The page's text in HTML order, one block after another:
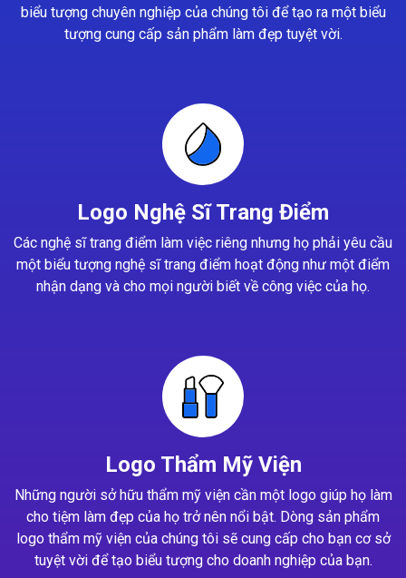
biểu tượng chuyên nghiệp của chúng tôi để tạo ra một biểu
tượng cung cấp sản phẩm làm đẹp tuyệt vời.
Logo Nghệ Sĩ Trang Điểm
Các nghệ sĩ trang điểm làm việc riêng nhưng họ phải yêu cầu
một biểu tượng nghệ sĩ trang điểm hoạt động như một điểm
nhận dạng và cho mọi người biết về công việc của họ.
Logo Thẩm Mỹ Viện
Những người sở hữu thẩm mỹ viện cần một logo giúp họ làm
cho tiệm làm đẹp của họ trở nên nổi bật. Dòng sản phẩm
logo thẩm mỹ viện của chúng tôi sẽ cung cấp cho bạn cơ sở
tuyệt vời để tạo biểu tượng cho doanh nghiệp của bạn.